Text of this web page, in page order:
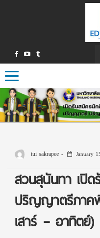
Toggle navigation
tui sakrapee January
สวนสุนันทา เปิด
ปริญญาตรีภาค
เสาร์ – อาทิตย์)